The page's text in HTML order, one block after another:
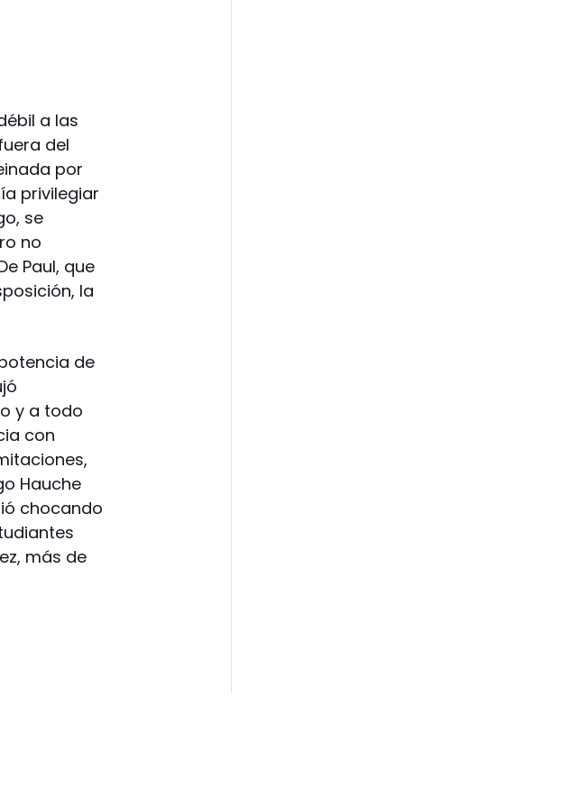
a las
del
por
privilegiar
se
no
Paul, que
la
de
y a todo
con
Hauche
chocando
más de